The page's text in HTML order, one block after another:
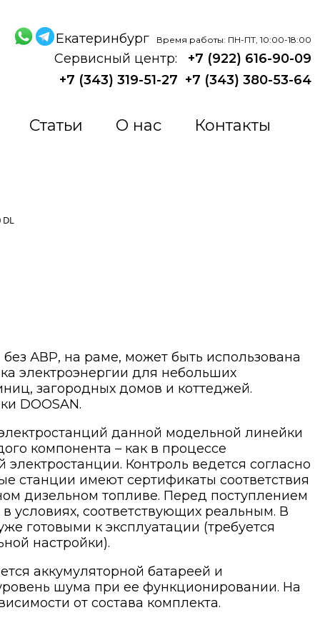
Екатеринбург Время работы: ПН-ПТ, 10:00-18:00
Сервисный центр:
+7 (922) 616-90-09
+7 (343) 319-51-27 +7 (343) 380-53-64
Статьи О нас Контакты
DL
АВР, на раме, может быть использована
электроэнергии для небольших
загородных домов и коттеджей.
DOOSAN.
данной модельной линейки
компонента – как в процессе
Контроль ведется согласно
станции имеют сертификаты соответствия
дизельном топливе. Перед поступлением
условиях, соответствующих реальным. В
готовыми к эксплуатации (требуется
настройки).
аккумуляторной батареей и
шума при ее функционировании. На
от состава комплекта.